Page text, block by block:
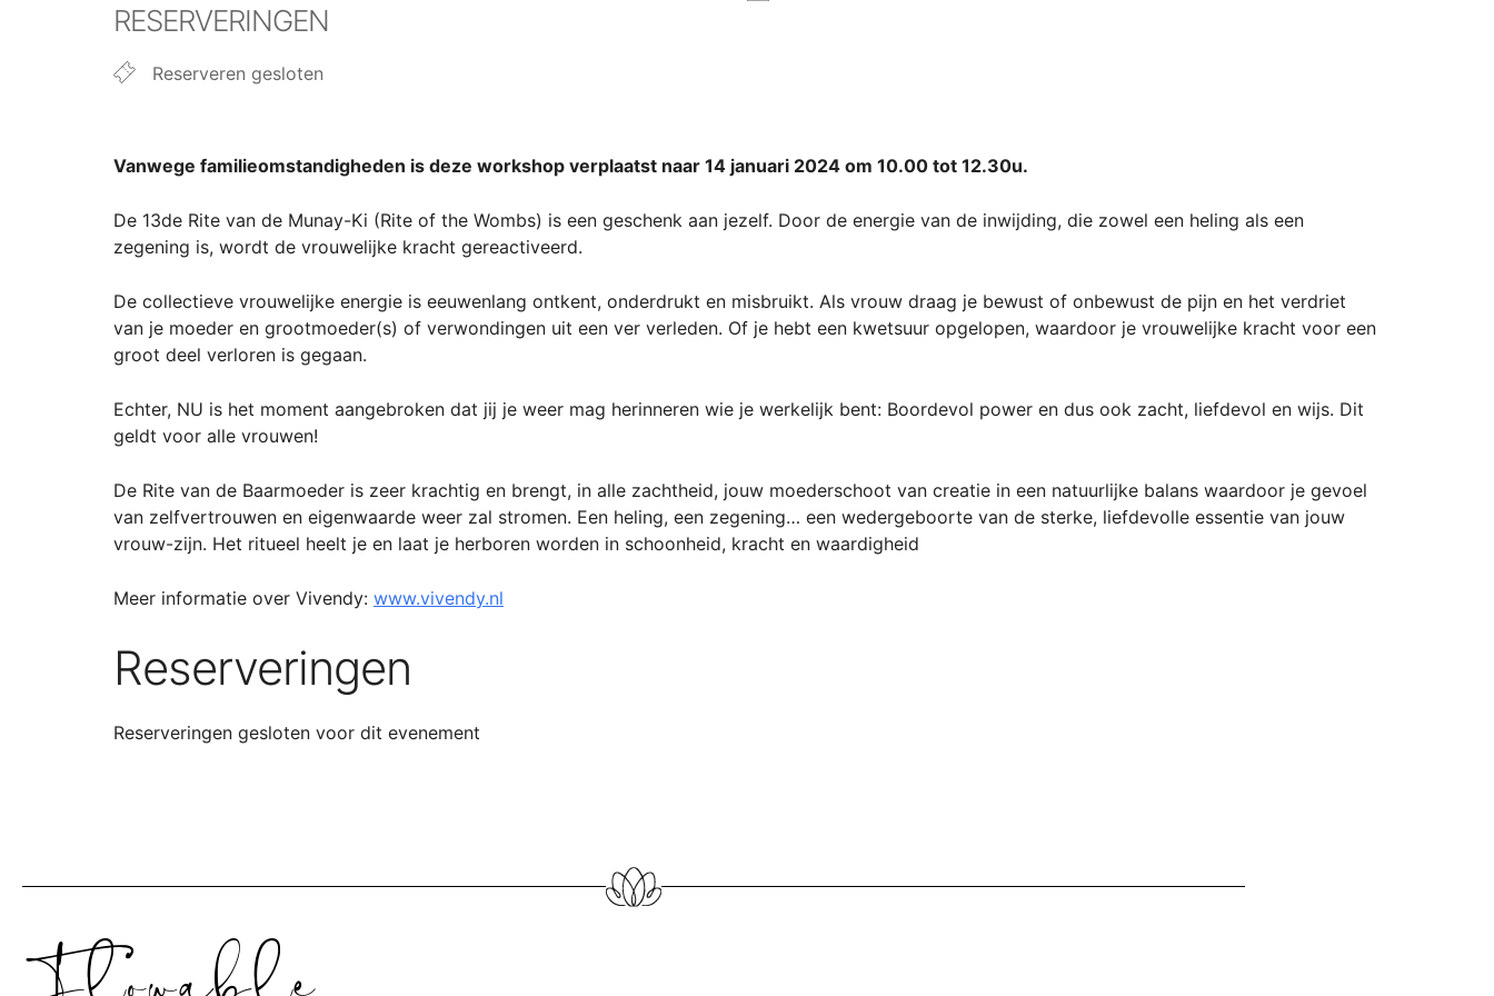
RESERVERINGEN
Reserveren gesloten
Vanwege familieomstandigheden is deze workshop verplaatst naar 14 januari 2024 om 10.00 tot 12.30u.
De 13de Rite van de Munay-Ki (Rite of the Wombs) is een geschenk aan jezelf. Door de energie van de inwijding, die zowel een heling als een
zegening is, wordt de vrouwelijke kracht gereactiveerd.
De collectieve vrouwelijke energie is eeuwenlang ontkent, onderdrukt en misbruikt. Als vrouw draag je bewust of onbewust de pijn en het verdriet
van je moeder en grootmoeder(s) of verwondingen uit een ver verleden. Of je hebt een kwetsuur opgelopen, waardoor je vrouwelijke kracht voor een
groot deel verloren is gegaan.
Echter, NU is het moment aangebroken dat jij je weer mag herinneren wie je werkelijk bent: Boordevol power en dus ook zacht, liefdevol en wijs. Dit
geldt voor alle vrouwen!
De Rite van de Baarmoeder is zeer krachtig en brengt, in alle zachtheid, jouw moederschoot van creatie in een natuurlijke balans waardoor je gevoel
van zelfvertrouwen en eigenwaarde weer zal stromen. Een heling, een zegening… een wedergeboorte van de sterke, liefdevolle essentie van jouw
vrouw-zijn. Het ritueel heelt je en laat je herboren worden in schoonheid, kracht en waardigheid
Meer informatie over Vivendy: www.vivendy.nl
Reserveringen
Reserveringen gesloten voor dit evenement